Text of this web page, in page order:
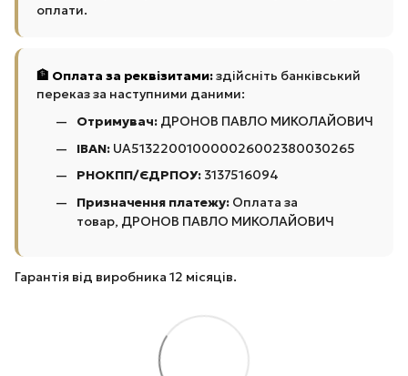
оплати.
🏦 Оплата за реквізитами:здійсніть банківський
переказ за наступними даними:
Отримувач: ДРОНОВ ПАВЛО МИКОЛАЙОВИЧ
IBAN: UA513220010000026002380030265
РНОКПП/ЄДРПОУ: 3137516094
Призначення платежу: Оплата за
товар, ДРОНОВ ПАВЛО МИКОЛАЙОВИЧ
Гарантія від виробника 12 місяців.